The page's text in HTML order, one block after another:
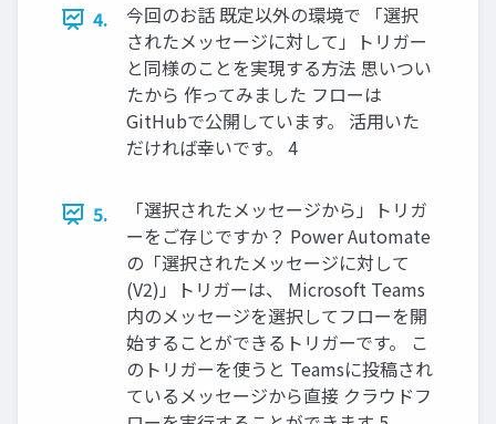
4.
今回のお話 既定以外の環境で 「選択
されたメッセージに対して」トリガー
と同様のことを実現する方法 思いつい
たから 作ってみました フローは
GitHubで公開しています。 活用いた
だければ幸いです。 4
5.
「選択されたメッセージから」トリガ
ーをご存じですか？ Power Automate
の「選択されたメッセージに対して
(V2)」トリガーは、 Microsoft Teams
内のメッセージを選択してフローを開
始することができるトリガーです。 こ
のトリガーを使うと Teamsに投稿され
ているメッセージから直接 クラウドフ